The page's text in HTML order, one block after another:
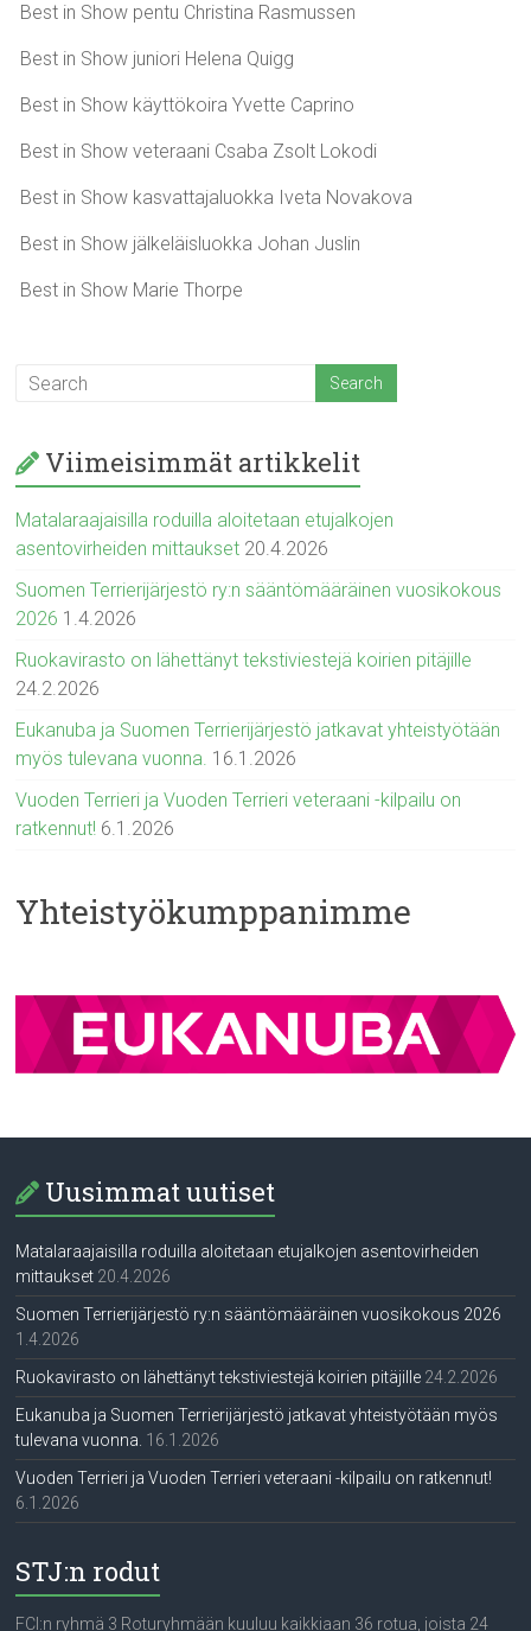
Best in Show pentu Christina Rasmussen
Best in Show juniori Helena Quigg
Best in Show käyttökoira Yvette Caprino
Best in Show veteraani Csaba Zsolt Lokodi
Best in Show kasvattajaluokka Iveta Novakova
Best in Show jälkeläisluokka Johan Juslin
Best in Show Marie Thorpe
Viimeisimmät artikkelit
Matalaraajaisilla roduilla aloitetaan etujalkojen
asentovirheiden mittaukset 20.4.2026
Suomen Terrierijärjestö ry:n sääntömääräinen vuosikokous
2026 1.4.2026
Ruokavirasto on lähettänyt tekstiviestejä koirien pitäjille
24.2.2026
Eukanuba ja Suomen Terrierijärjestö jatkavat yhteistyötään
myös tulevana vuonna. 16.1.2026
Vuoden Terrieri ja Vuoden Terrieri veteraani -kilpailu on
ratkennut! 6.1.2026
Yhteistyökumppanimme
Uusimmat uutiset
Matalaraajaisilla roduilla aloitetaan etujalkojen asentovirheiden
mittaukset 20.4.2026
Suomen Terrierijärjestö ry:n sääntömääräinen vuosikokous 2026
1.4.2026
Ruokavirasto on lähettänyt tekstiviestejä koirien pitäjille 24.2.2026
Eukanuba ja Suomen Terrierijärjestö jatkavat yhteistyötään myös
tulevana vuonna. 16.1.2026
Vuoden Terrieri ja Vuoden Terrieri veteraani -kilpailu on ratkennut!
6.1.2026
STJ:n rodut
FCI:n ryhmä 3 Roturyhmään kuuluu kaikkiaan 36 rotua, joista 24